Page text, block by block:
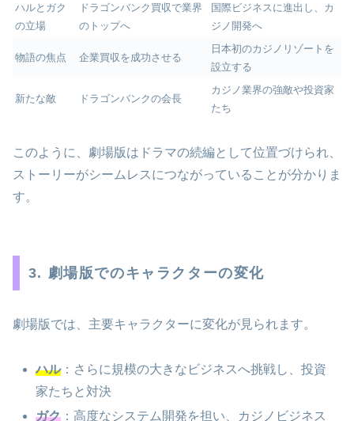
ハルとガク
の立場
ドラゴンバンク買収で業界
のトップへ
国際ビジネスに進出し、カ
ジノ開発へ
物語の焦点 企業買収を成功させる
日本初のカジノリゾートを
設立する
新たな敵 ドラゴンバンクの会長
カジノ業界の強敵や投資家
たち
このように、劇場版はドラマの続編として位置づけられ、
ストーリーがシームレスにつながっていることが分かりま
す。
3. 劇場版でのキャラクターの変化
劇場版では、主要キャラクターに変化が見られます。
ハル：さらに規模の大きなビジネスへ挑戦し、投資
家たちと対決
ガク ：高度なシステム開発を担い、カジノビジネス